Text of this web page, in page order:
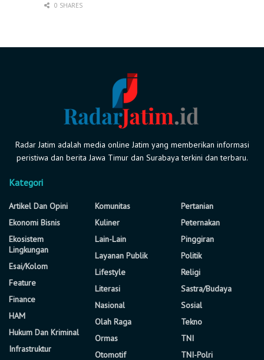
0 SHARES
Radar Jatim adalah media online Jatim yang memberikan informasi
peristiwa dan berita Jawa Timur dan Surabaya terkini dan terbaru.
Kategori
Artikel Dan Opini
Ekonomi Bisnis
Ekosistem
Lingkungan
Esai/Kolom
Feature
Finance
HAM
Hukum Dan Kriminal
Infrastruktur
Komunitas
Kuliner
Lain-Lain
Layanan Publik
Lifestyle
Literasi
Nasional
Olah Raga
Ormas
Otomotif
Pertanian
Peternakan
Pinggiran
Politik
Religi
Sastra/Budaya
Sosial
Tekno
TNI
TNI-Polri